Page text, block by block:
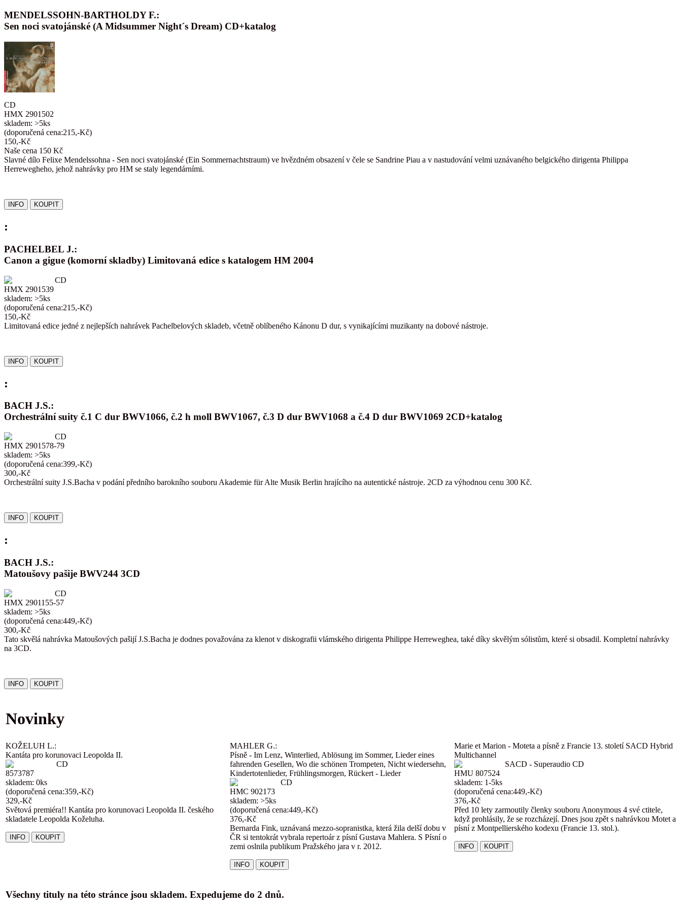
MENDELSSOHN-BARTHOLDY F.:
Sen noci svatojánské (A Midsummer Night´s Dream) CD+katalog
CD
HMX 2901502
skladem: >5ks
(doporučená cena:215,-Kč)
150,-Kč
Naše cena 150 Kč
Slavné dílo Felixe Mendelssohna - Sen noci svatojánské (Ein Sommernachtstraum) ve hvězdném obsazení v čele se Sandrine Piau a v nastudování velmi uznávaného belgického dirigenta Philippa
Herrewegheho, jehož nahrávky pro HM se staly legendárními.
:
PACHELBEL J.:
Canon a gigue (komorní skladby) Limitovaná edice s katalogem HM 2004
CD
HMX 2901539
skladem: >5ks
(doporučená cena:215,-Kč)
150,-Kč
Limitovaná edice jedné z nejlepších nahrávek Pachelbelových skladeb, včetně oblíbeného Kánonu D dur, s vynikajícími muzikanty na dobové nástroje.
:
BACH J.S.:
Orchestrální suity č.1 C dur BWV1066, č.2 h moll BWV1067, č.3 D dur BWV1068 a č.4 D dur BWV1069 2CD+katalog
CD
HMX 2901578-79
skladem: >5ks
(doporučená cena:399,-Kč)
300,-Kč
Orchestrální suity J.S.Bacha v podání předního barokního souboru Akademie für Alte Musik Berlin hrajícího na autentické nástroje. 2CD za výhodnou cenu 300 Kč.
:
BACH J.S.:
Matoušovy pašije BWV244 3CD
CD
HMX 2901155-57
skladem: >5ks
(doporučená cena:449,-Kč)
300,-Kč
Tato skvělá nahrávka Matoušových pašijí J.S.Bacha je dodnes považována za klenot v diskografii vlámského dirigenta Philippe Herreweghea, také díky skvělým sólistům, které si obsadil. Kompletní nahrávky
na 3CD.
Novinky
KOŽELUH L.:
Kantáta pro korunovaci Leopolda II.
CD
8573787
skladem: 0ks
(doporučená cena:359,-Kč)
329,-Kč
Světová premiéra!! Kantáta pro korunovaci Leopolda II. českého
skladatele Leopolda Koželuha.
MAHLER G.:
Písně - Im Lenz, Winterlied, Ablösung im Sommer, Lieder eines
fahrenden Gesellen, Wo die schönen Trompeten, Nicht wiedersehn,
Kindertotenlieder, Frühlingsmorgen, Rückert - Lieder
CD
HMC 902173
skladem: >5ks
(doporučená cena:449,-Kč)
376,-Kč
Bernarda Fink, uznávaná mezzo-sopranistka, která žila delší dobu v
ČR si tentokrát vybrala repertoár z písní Gustava Mahlera. S Písní o
zemi oslnila publikum Pražského jara v r. 2012.
Marie et Marion - Moteta a písně z Francie 13. století SACD Hybrid
Multichannel
SACD - Superaudio CD
HMU 807524
skladem: 1-5ks
(doporučená cena:449,-Kč)
376,-Kč
Před 10 lety zarmoutily členky souboru Anonymous 4 své ctitele,
když prohlásily, že se rozcházejí. Dnes jsou zpět s nahrávkou Motet a
písní z Montpellierského kodexu (Francie 13. stol.).
Všechny tituly na této stránce jsou skladem. Expedujeme do 2 dnů.